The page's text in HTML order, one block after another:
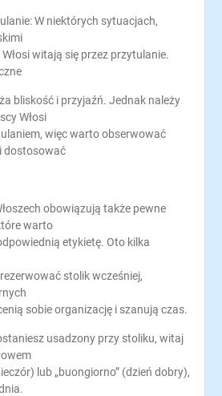
W niektórych sytuacjach,
witają się przez przytulanie.
bliskość i przyjaźń. Jednak należy
Włosi
więc warto obserwować
dostosować
obowiązują także pewne
warto
etykietę. Oto kilka
stolik wcześniej,
sobie organizację i szanują czas.
usadzony przy stoliku, witaj
lub „buongiorno” (dzień dobry),